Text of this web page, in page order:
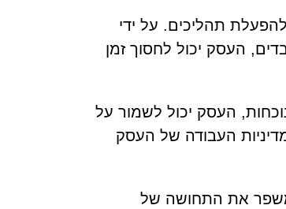
תהליכים. על ידי
העסק יכול לחסוך זמן
העסק יכול לשמור על
העבודה של העסק
משפר את התחושה של